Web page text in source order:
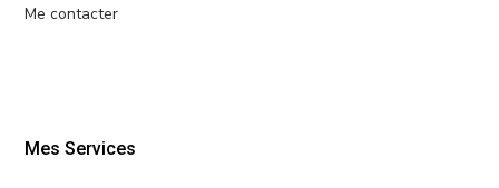
Me contacter
Mes Services